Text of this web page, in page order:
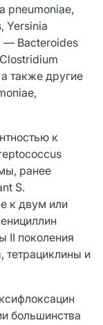
pneumoniae,
Yersinia
— Bacteroides
также другие
к
ранее
S.
к двум или
II поколения
и
большинства